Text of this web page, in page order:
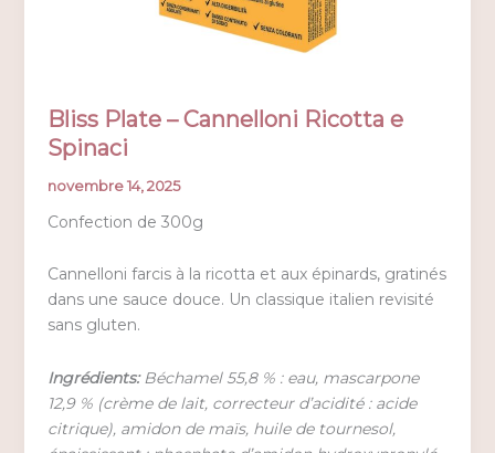
Bliss Plate – Cannelloni Ricotta e
Spinaci
novembre 14, 2025
Confection de 300g
Cannelloni farcis à la ricotta et aux épinards, gratinés
dans une sauce douce. Un classique italien revisité
sans gluten.
Ingrédients:Béchamel 55,8 % : eau, mascarpone
12,9 % (crème de lait, correcteur d’acidité : acide
citrique), amidon de maïs, huile de tournesol,